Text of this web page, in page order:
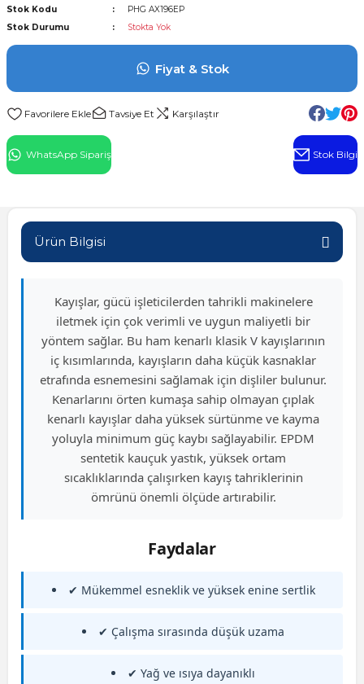
Rulman
Stok Kodu
PHG AX196EP
Stok Durumu
Stokta Yok
Fiyat & Stok
Tavsiye Et Karşılaştır
WhatsApp Sipariş Stok Bilgi
Ürün Bilgisi
Kayışlar, gücü işleticilerden tahrikli makinelere
iletmek için çok verimli ve uygun maliyetli bir
yöntem sağlar. Bu ham kenarlı klasik V kayışlarının
iç kısımlarında, kayışların daha küçük kasnaklar
etrafında esnemesini sağlamak için dişliler bulunur.
Kenarlarını örten kumaşa sahip olmayan çıplak
kenarlı kayışlar daha yüksek sürtünme ve kayma
yoluyla minimum güç kaybı sağlayabilir. EPDM
sentetik kauçuk yastık, yüksek ortam
sıcaklıklarında çalışırken kayış tahriklerinin
ömrünü önemli ölçüde artırabilir.
Faydalar
✔ Mükemmel esneklik ve yüksek enine sertlik
✔ Çalışma sırasında düşük uzama
✔ Yağ ve ısıya dayanıklı